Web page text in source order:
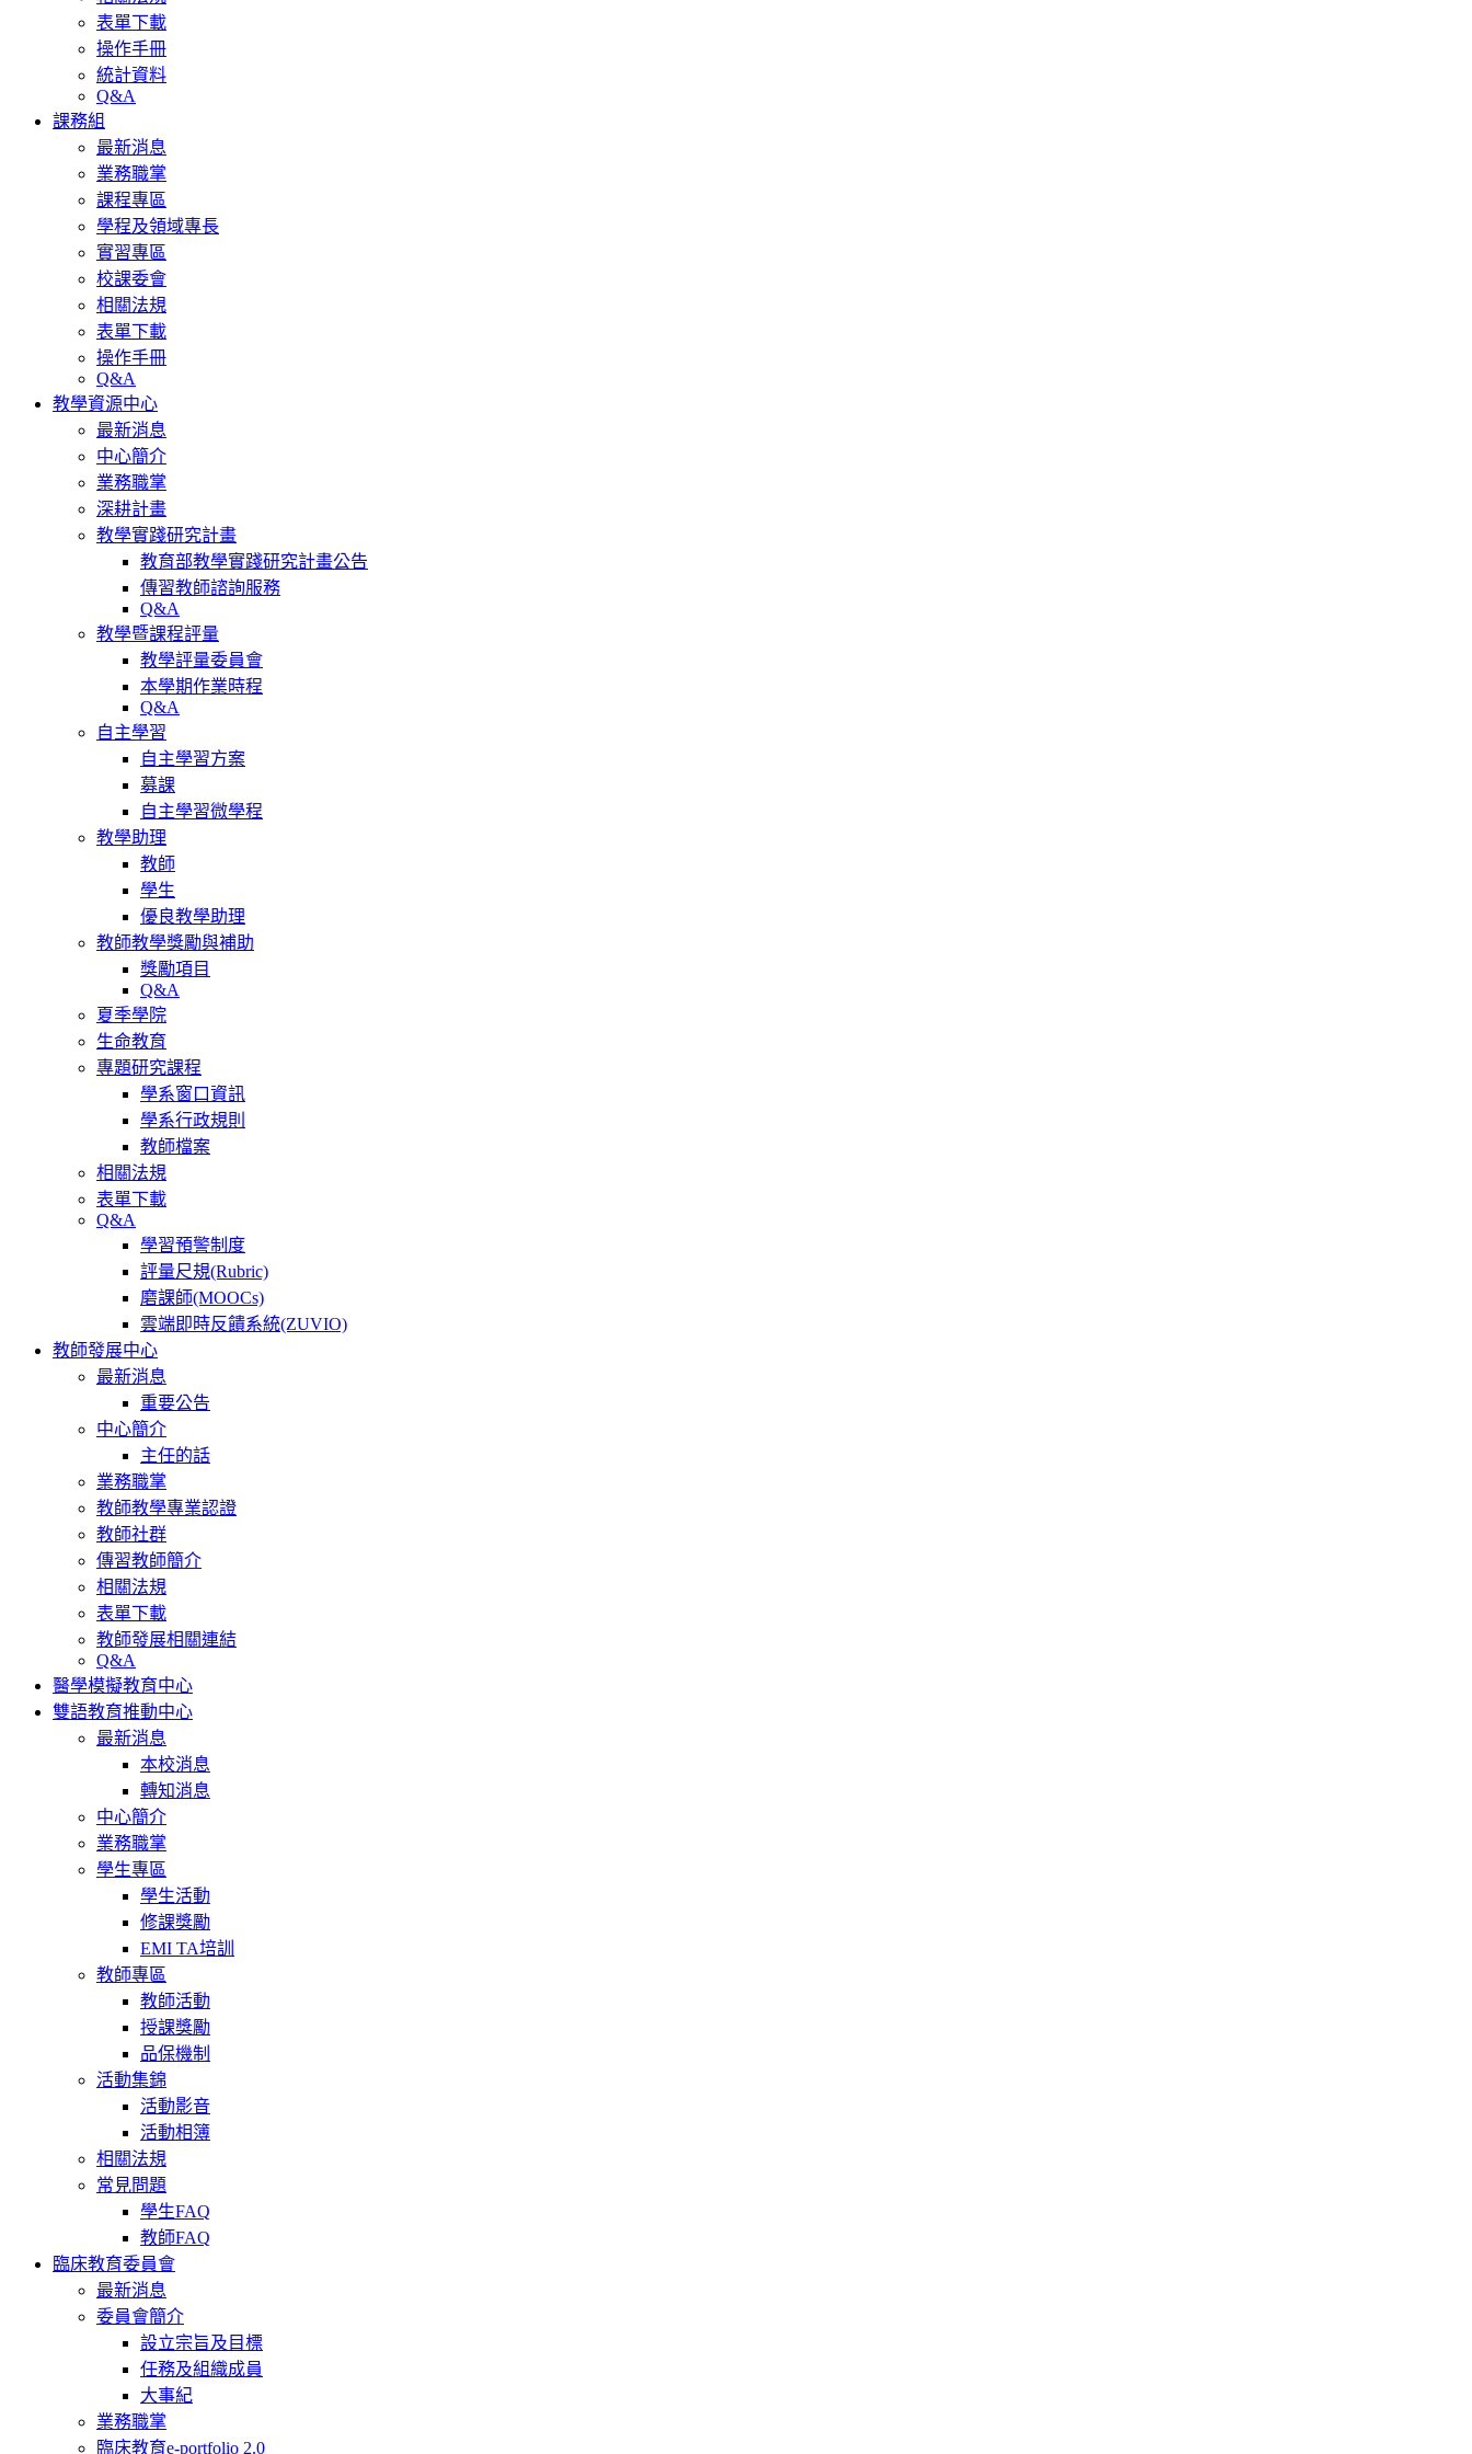
表單下載
操作手冊
統計資料
Q&A
課務組
最新消息
業務職掌
課程專區
學程及領域專長
實習專區
校課委會
相關法規
表單下載
操作手冊
Q&A
教學資源中心
最新消息
中心簡介
業務職掌
深耕計畫
教學實踐研究計畫
教育部教學實踐研究計畫公告
傳習教師諮詢服務
Q&A
教學暨課程評量
教學評量委員會
本學期作業時程
Q&A
自主學習
自主學習方案
募課
自主學習微學程
教學助理
教師
學生
優良教學助理
教師教學獎勵與補助
獎勵項目
Q&A
夏季學院
生命教育
專題研究課程
學系窗口資訊
學系行政規則
教師檔案
相關法規
表單下載
Q&A
學習預警制度
評量尺規(Rubric)
磨課師(MOOCs)
雲端即時反饋系統(ZUVIO)
教師發展中心
最新消息
重要公告
中心簡介
主任的話
業務職掌
教師教學專業認證
教師社群
傳習教師簡介
相關法規
表單下載
教師發展相關連結
Q&A
醫學模擬教育中心
雙語教育推動中心
最新消息
本校消息
轉知消息
中心簡介
業務職掌
學生專區
學生活動
修課獎勵
EMI TA培訓
教師專區
教師活動
授課獎勵
品保機制
活動集錦
活動影音
活動相簿
相關法規
常見問題
學生FAQ
教師FAQ
臨床教育委員會
最新消息
委員會簡介
設立宗旨及目標
任務及組織成員
大事紀
業務職掌
臨床教育e-portfolio 2.0